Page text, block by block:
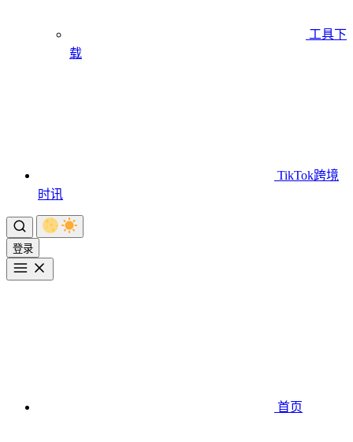
工具下
载
TikTok跨境
时讯
登录
首页